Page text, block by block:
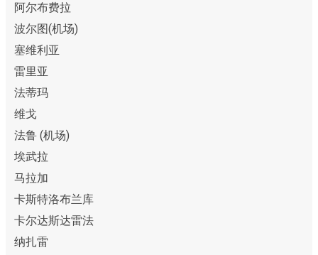
阿尔布费拉
波尔图(机场)
塞维利亚
雷里亚
法蒂玛
维戈
法鲁 (机场)
埃武拉
马拉加
卡斯特洛布兰库
卡尔达斯达雷法
纳扎雷